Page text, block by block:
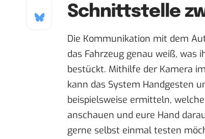
Schnittstelle
Die Kommunikation mit dem
das Fahrzeug genau weiß,
bestückt. Mithilfe der Kamera
kann das System Handgesten
beispielsweise ermitteln,
anschauen und eure Hand
gerne selbst einmal testen